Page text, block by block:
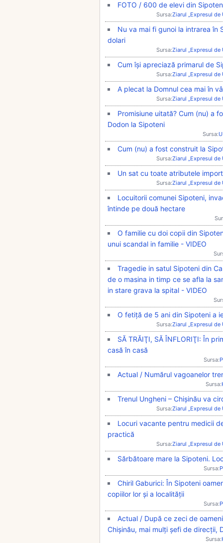
FOTO / 600 de elevi din
Sursa:Ziarul „Expresul de
Nu va mai fi gunoi la intrarea în
dolari
Sursa:Ziarul „Expresul de
Cum își apreciază primarul de
Sursa:Ziarul „Expresul de
A plecat la Domnul cea mai în
Sursa:Ziarul „Expresul de
Promisiune uitată? Cum (nu) a
Dodon la Sipoteni
Sursa:
Cum (nu) a fost construit la
Sursa:Ziarul „Expresul de
Un sat cu toate atributele
Sursa:Ziarul „Expresul de
Locuitorii comunei Sipoteni,
întinde pe două hectare
O familie cu doi copii din
unui scandal in familie - VIDEO
Tragedie in satul Sipoteni din
de o masina in timp ce se afla la
in stare grava la spital - VIDEO
O fetiță de 5 ani din Sipoteni a
Sursa:Ziarul „Expresul de
SĂ TRĂIŢI, SĂ ÎNFLORIŢI: În
casă în casă
Sursa:
Actual / Numărul vagoanelor
Sursa:
Trenul Ungheni – Chișinău va
Sursa:Ziarul „Expresul de
Locuri vacante pentru medicii
practică
Sursa:Ziarul „Expresul de
Sărbătoare mare la Sipoteni.
Sursa:
Chiril Gaburici: În Sipoteni
copiilor lor și a localității
Sursa:
Actual / După ce zeci de
Chișinău, mai mulți șefi de direcții,
Sursa: